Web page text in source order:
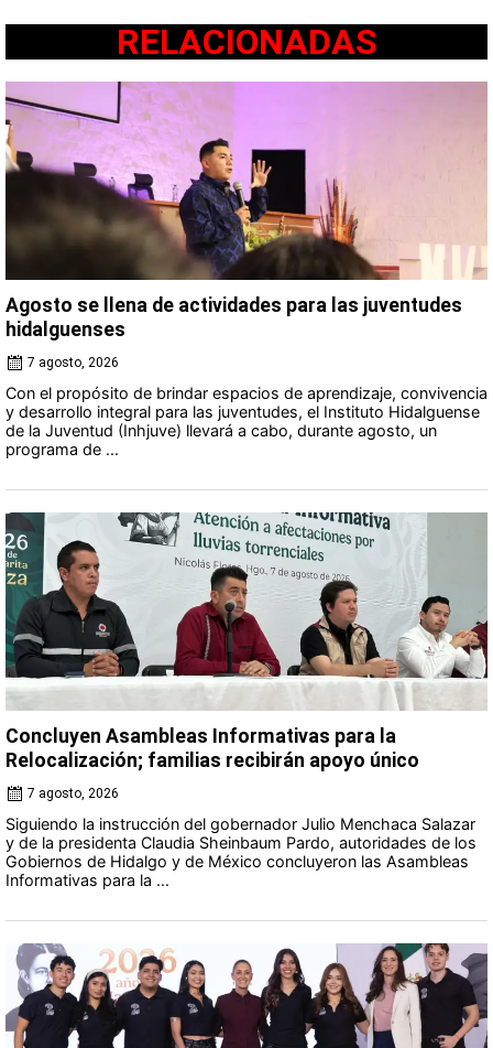
RELACIONADAS
Agosto se llena de actividades para las juventudes
hidalguenses
7 agosto, 2026
Con el propósito de brindar espacios de aprendizaje, convivencia
y desarrollo integral para las juventudes, el Instituto Hidalguense
de la Juventud (Inhjuve) llevará a cabo, durante agosto, un
programa de ...
Concluyen Asambleas Informativas para la
Relocalización; familias recibirán apoyo único
7 agosto, 2026
Siguiendo la instrucción del gobernador Julio Menchaca Salazar
y de la presidenta Claudia Sheinbaum Pardo, autoridades de los
Gobiernos de Hidalgo y de México concluyeron las Asambleas
Informativas para la ...